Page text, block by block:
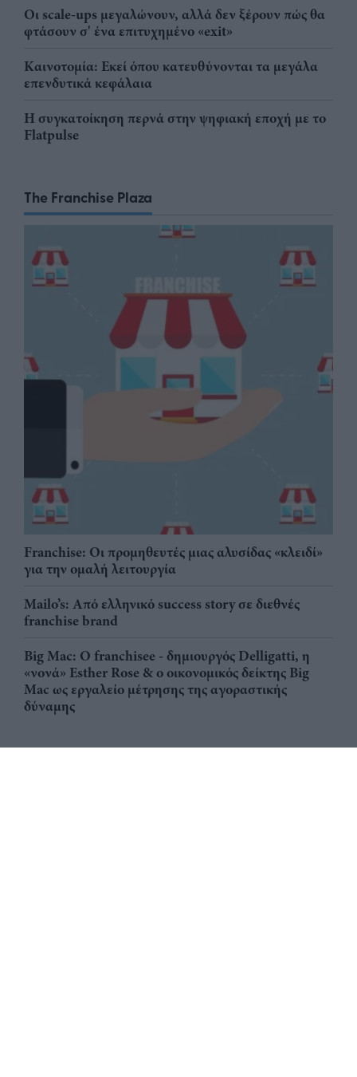
Οι scale-ups μεγαλώνουν, αλλά δεν ξέρουν πώς θα
φτάσουν σ' ένα επιτυχημένο «exit»
Καινοτομία: Εκεί όπου κατευθύνονται τα μεγάλα
επενδυτικά κεφάλαια
Η συγκατοίκηση περνά στην ψηφιακή εποχή με το
Flatpulse
The Franchise Plaza
Franchise: Οι προμηθευτές μιας αλυσίδας «κλειδί»
για την ομαλή λειτουργία
Mailo’s: Από ελληνικό success story σε διεθνές
franchise brand
Big Mac: Ο franchisee - δημιουργός Delligatti, η
«νονά» Esther Rose & ο οικονομικός δείκτης Big
Mac ως εργαλείο μέτρησης της αγοραστικής
δύναμης